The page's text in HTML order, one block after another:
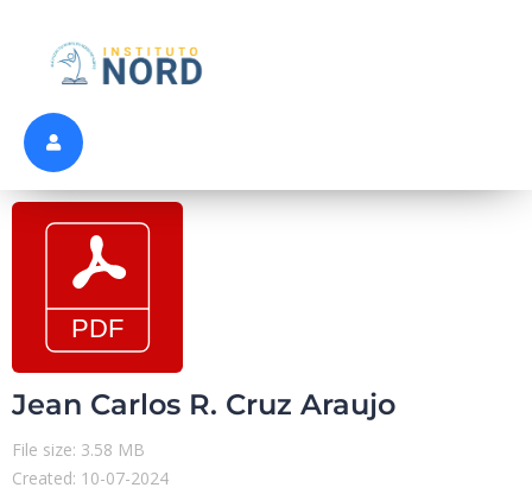
Jean Carlos R. Cruz Araujo
File size: 3.58 MB
Created: 10-07-2024